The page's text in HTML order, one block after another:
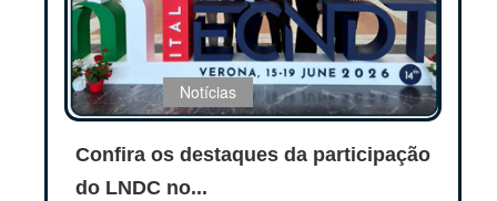
Notícias
Confira os destaques da participação
do LNDC no...